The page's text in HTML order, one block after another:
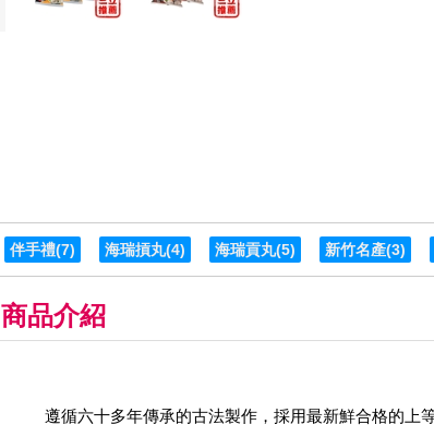
伴手禮(7) 海瑞摃丸(4) 海瑞貢丸(5) 新竹名產(3)
商品介紹
遵循六十多年傳承的古法製作，採用最新鮮合格的上